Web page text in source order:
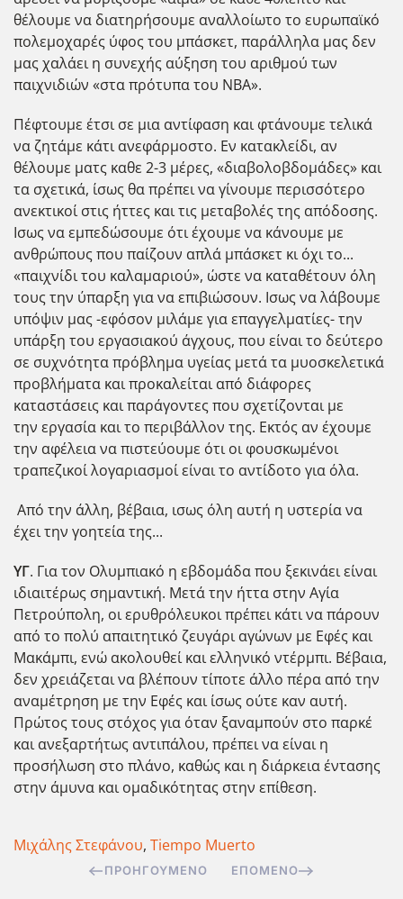
θέλουμε να διατηρήσουμε αναλλοίωτο το ευρωπαϊκό
πολεμοχαρές ύφος του μπάσκετ, παράλληλα μας δεν
μας χαλάει η συνεχής αύξηση του αριθμού των
παιχνιδιών «στα πρότυπα του ΝΒΑ».
Πέφτουμε έτσι σε μια αντίφαση και φτάνουμε τελικά
να ζητάμε κάτι ανεφάρμοστο. Εν κατακλείδι, αν
θέλουμε ματς καθε 2-3 μέρες, «διαβολοβδομάδες» και
τα σχετικά, ίσως θα πρέπει να γίνουμε περισσότερο
ανεκτικοί στις ήττες και τις μεταβολές της απόδοσης.
Ισως να εμπεδώσουμε ότι έχουμε να κάνουμε με
ανθρώπους που παίζουν απλά μπάσκετ κι όχι το...
«παιχνίδι του καλαμαριού», ώστε να καταθέτουν όλη
τους την ύπαρξη για να επιβιώσουν. Ισως να λάβουμε
υπόψιν μας -εφόσον μιλάμε για επαγγελματίες- την
υπάρξη του εργασιακού άγχους, που είναι το δεύτερο
σε συχνότητα πρόβλημα υγείας μετά τα μυοσκελετικά
προβλήματα και προκαλείται από διάφορες
καταστάσεις και παράγοντες που σχετίζονται με
την εργασία και το περιβάλλον της. Εκτός αν έχουμε
την αφέλεια να πιστεύουμε ότι οι φουσκωμένοι
τραπεζικοί λογαριασμοί είναι το αντίδοτο για όλα.
Από την άλλη, βέβαια, ισως όλη αυτή η υστερία να
έχει την γοητεία της...
ΥΓ. Για τον Ολυμπιακό η εβδομάδα που ξεκινάει είναι
ιδιαιτέρως σημαντική. Μετά την ήττα στην Αγία
Πετρούπολη, οι ερυθρόλευκοι πρέπει κάτι να πάρουν
από το πολύ απαιτητικό ζευγάρι αγώνων με Εφές και
Μακάμπι, ενώ ακολουθεί και ελληνικό ντέρμπι. Βέβαια,
δεν χρειάζεται να βλέπουν τίποτε άλλο πέρα από την
αναμέτρηση με την Εφές και ίσως ούτε καν αυτή.
Πρώτος τους στόχος για όταν ξαναμπούν στο παρκέ
και ανεξαρτήτως αντιπάλου, πρέπει να είναι η
προσήλωση στο πλάνο, καθώς και η διάρκεια έντασης
στην άμυνα και ομαδικότητας στην επίθεση.
Μιχάλης Στεφάνου, Tiempo Muerto
ΠΡΟΗΓΟΎΜΕΝΟ ΕΠΌΜΕΝΟ